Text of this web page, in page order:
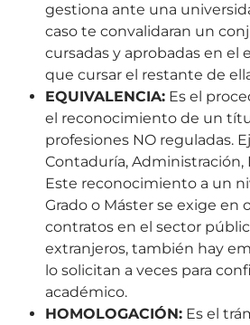
gestiona ante una
caso te convalidaran un
cursadas y aprobadas en el
que cursar el restante de
EQUIVALENCIA: Es el
el reconocimiento de un
profesiones NO reguladas.
Contaduría, Administración,
Este reconocimiento a un
Grado o Máster se exige en
contratos en el sector
extranjeros, también hay
lo solicitan a veces para
académico.
HOMOLOGACIÓN: Es el